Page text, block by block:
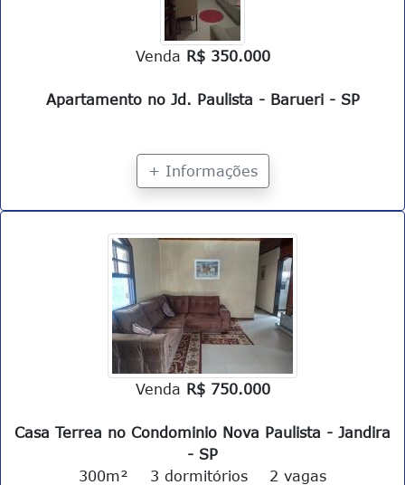
Venda R$ 350.000
Apartamento no Jd. Paulista - Barueri - SP
+ Informações
Venda R$ 750.000
Casa Terrea no Condominio Nova Paulista - Jandira
- SP
300m²
3 dormitórios 2 vagas